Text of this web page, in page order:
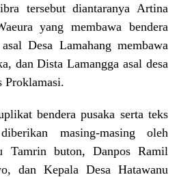
tersebut diantaranya Artina
yang membawa bendera
Desa Lamahang membawa
dan Dista Lamangga asal desa
Proklamasi.
bendera pusaka serta teks
masing-masing oleh
Tamrin buton, Danpos Ramil
dan Kepala Desa Hatawanu